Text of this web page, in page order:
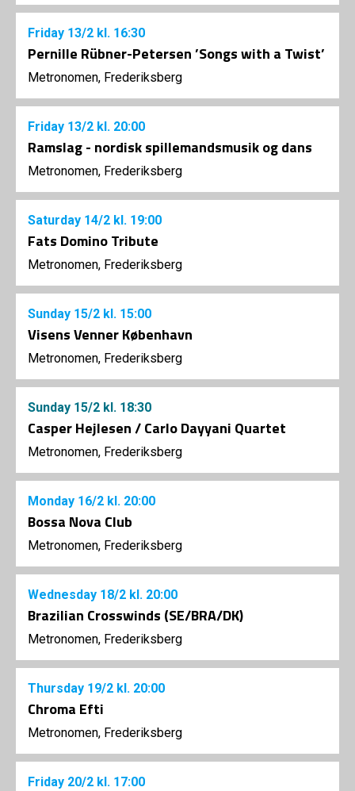
Friday 13/2 kl. 16:30
Pernille Rübner-Petersen ’Songs with a Twist’
Metronomen, Frederiksberg
Friday 13/2 kl. 20:00
Ramslag - nordisk spillemandsmusik og dans
Metronomen, Frederiksberg
Saturday 14/2 kl. 19:00
Fats Domino Tribute
Metronomen, Frederiksberg
Sunday 15/2 kl. 15:00
Visens Venner København
Metronomen, Frederiksberg
Sunday 15/2 kl. 18:30
Casper Hejlesen / Carlo Dayyani Quartet
Metronomen, Frederiksberg
Monday 16/2 kl. 20:00
Bossa Nova Club
Metronomen, Frederiksberg
Wednesday 18/2 kl. 20:00
Brazilian Crosswinds (SE/BRA/DK)
Metronomen, Frederiksberg
Thursday 19/2 kl. 20:00
Chroma Efti
Metronomen, Frederiksberg
Friday 20/2 kl. 17:00